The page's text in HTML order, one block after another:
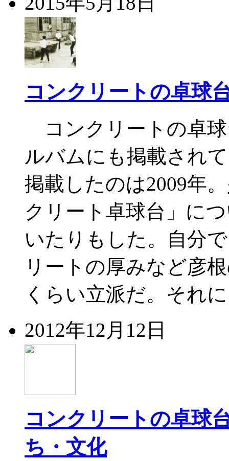
コンクリートの卓球
コンクリートの卓
ルバムにも掲載され
掲載したのは2009年
クリート卓球台」に
いたりもした。自分
リートの厚みなど彦
くらい立派だ。そ
2012年12月12日
コンクリートの卓球
ち・文化